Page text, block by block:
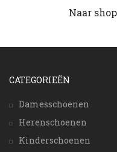
Naar shop
CATEGORIEËN
Damesschoenen
Herenschoenen
Kinderschoenen